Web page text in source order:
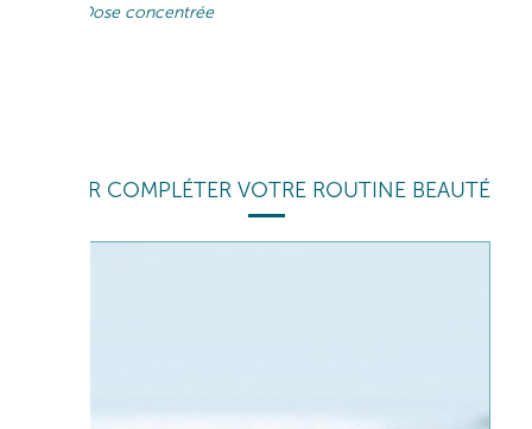
Shot = Dose concentrée
POUR COMPLÉTER VOTRE ROUTINE BEAUTÉ